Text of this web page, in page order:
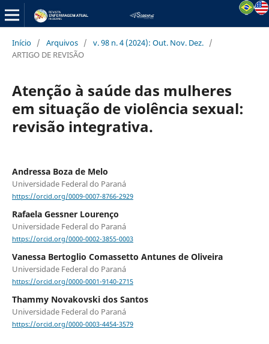
Início / Arquivos / v. 98 n. 4 (2024): Out. Nov. Dez. /
ARTIGO DE REVISÃO
Atenção à saúde das mulheres
em situação de violência sexual:
revisão integrativa.
Andressa Boza de Melo
Universidade Federal do Paraná
https://orcid.org/0009-0007-8766-2929
Rafaela Gessner Lourenço
Universidade Federal do Paraná
https://orcid.org/0000-0002-3855-0003
Vanessa Bertoglio Comassetto Antunes de Oliveira
Universidade Federal do Paraná
https://orcid.org/0000-0001-9140-2715
Thammy Novakovski dos Santos
Universidade Federal do Paraná
https://orcid.org/0000-0003-4454-3579